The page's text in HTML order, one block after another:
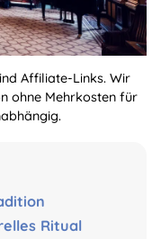
Affiliate-Links. Wir
ohne Mehrkosten für
Ritual